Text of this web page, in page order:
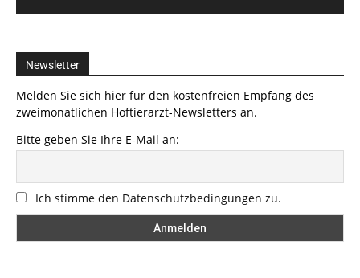
Newsletter
Melden Sie sich hier für den kostenfreien Empfang des
zweimonatlichen Hoftierarzt-Newsletters an.
Bitte geben Sie Ihre E-Mail an:
Ich stimme den Datenschutzbedingungen zu.